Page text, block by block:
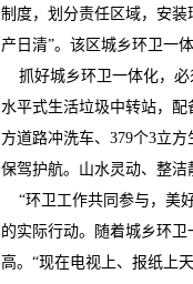
制度，划分责任区域，安
产日清”。该区城乡环卫一
抓好城乡环卫一体化，必
水平式生活垃圾中转站，配
方道路冲洗车、379个3立
保驾护航。山水灵动、整
“环卫工作共同参与，美
的实际行动。随着城乡环
高。“现在电视上、报纸上